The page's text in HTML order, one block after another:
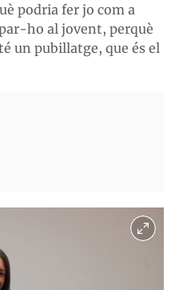
podria fer jo com a
ho al jovent, perquè
un pubillatge, que és el